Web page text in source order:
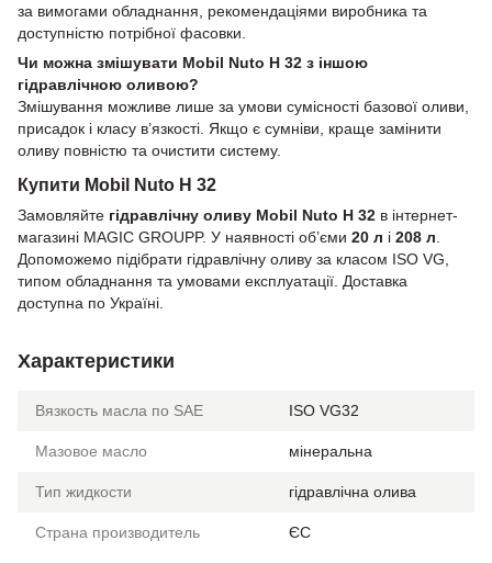
за вимогами обладнання, рекомендаціями виробника та
доступністю потрібної фасовки.
Чи можна змішувати Mobil Nuto H 32 з іншою
гідравлічною оливою?
Змішування можливе лише за умови сумісності базової оливи,
присадок і класу в’язкості. Якщо є сумніви, краще замінити
оливу повністю та очистити систему.
Купити Mobil Nuto H 32
Замовляйте гідравлічну оливу Mobil Nuto H 32 в інтернет-
магазині MAGIC GROUPP. У наявності об’єми 20 л і 208 л
Допоможемо підібрати гідравлічну оливу за класом ISO VG,
типом обладнання та умовами експлуатації. Доставка
доступна по Україні.
Характеристики
Вязкость масла по SAE ISO VG32
Мазовое масло мінеральна
Тип жидкости гідравлічна олива
Страна производитель ЄС